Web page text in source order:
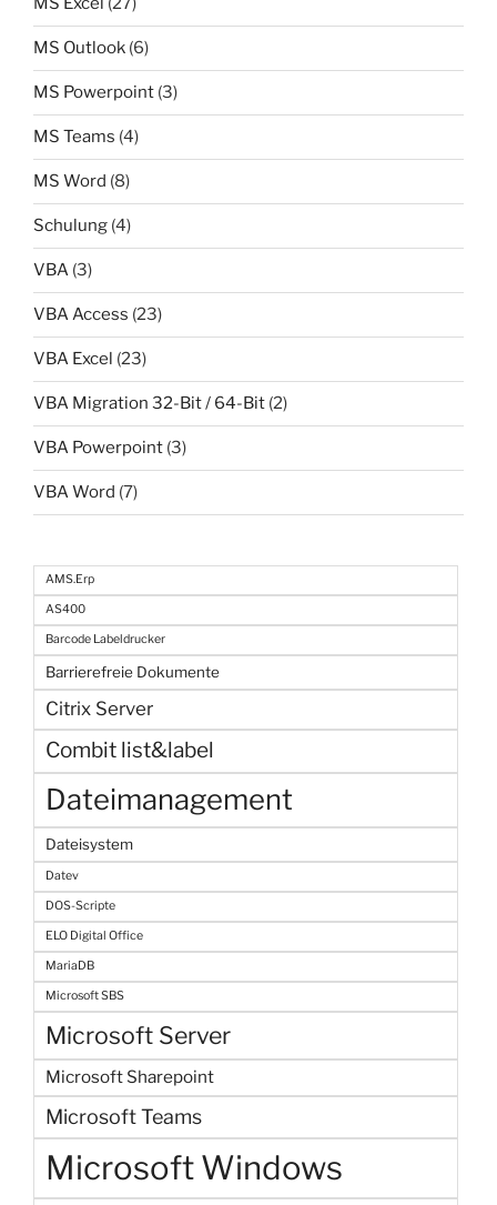
MS Outlook (6)
MS Powerpoint (3)
MS Teams (4)
MS Word (8)
Schulung (4)
VBA (3)
VBA Access (23)
VBA Excel (23)
VBA Migration 32-Bit / 64-Bit (2)
VBA Powerpoint (3)
VBA Word (7)
AMS.Erp
AS400
Barcode Labeldrucker
Barrierefreie Dokumente
Citrix Server
Combit list&label
Dateimanagement
Dateisystem
Datev
DOS-Scripte
ELO Digital Office
MariaDB
Microsoft SBS
Microsoft Server
Microsoft Sharepoint
Microsoft Teams
Microsoft Windows